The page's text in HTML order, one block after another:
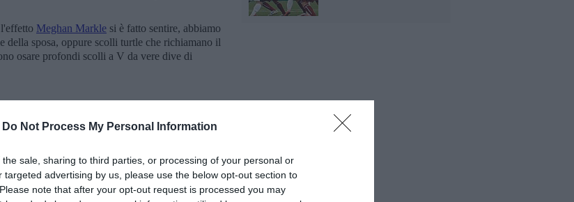
Do Not Process My Personal Information
sale, sharing to third parties, or processing of your personal or
targeted advertising by us, please use the below opt-out section to
note that after your opt-out request is processed you may
Meghan Markle si è fatto sentire, abbiamo
della sposa, oppure scolli turtle che richiamano il
osare profondi scolli a V da vere dive di
dall'haute couture delle sfilate parigine, il
importanti sfoggiano il meglio del meglio del
bianchi o in varie sfumature di avorio. Gli stili
spose, che ricercano abiti dalle linee minimal
look bridal sono ricchi di pizzi e decorazioni, ma